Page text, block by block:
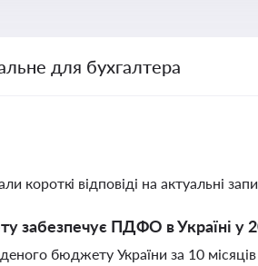
для бухгалтера
короткі відповіді на актуальні
забезпечує ПДФО в Україні у
бюджету України за 10